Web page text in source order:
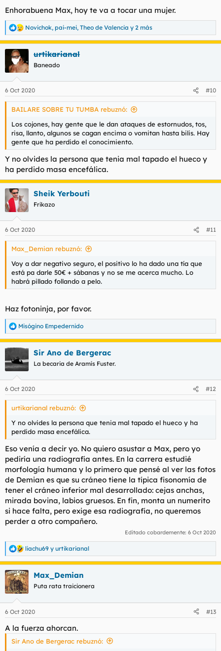
:
Enhorabuena Max, hoy te va a tocar una mujer.
R
e
a
c
i
e
s
Novichok, pai-mei, Theo de Valencia y 2 más
urtikarianal
Baneado
6 Oct 2020 #10
BAILARE SOBRE TU TUMBA rebuznó:
Los cojones, hay gente que le dan ataques de estornudos, tos,
risa, llanto, algunos se cagan encima o vomitan hasta bilis. Hay
gente que ha perdido el conocimiento.
Y no olvides la persona que tenia mal tapado el hueco y
ha perdido masa encefálica.
Sheik Yerbouti
Frikazo
6 Oct 2020 #11
Max_Demian rebuznó:
Voy a dar negativo seguro, el positivo lo ha dado una tía que
está pa darle 50€ + sábanas y no se me acerca mucho. Lo
habrá pillado follando a pelo.
Haz fotoninja, por favor.
R
e
a
c
i
e
s
Misógino Empedernido
Sir Ano de Bergerac
La becaria de Aramís Fuster.
6 Oct 2020 #12
urtikarianal rebuznó:
Y no olvides la persona que tenia mal tapado el hueco y ha
perdido masa encefálica.
Eso venía a decir yo. No quiero asustar a Max, pero yo
pediría una radiografía antes. En la carrera estudié
morfología humana y lo primero que pensé al ver las fotos
de Demian es que su cráneo tiene la típica fisonomía de
tener el cráneo inferior mal desarrollado: cejas anchas,
mirada bovina, labios gruesos. En fin, monta un numerito
si hace falta, pero exige esa radiografía, no queremos
perder a otro compañero.
Editado cobardemente: 6 Oct 2020
R
e
a
c
c
i
e
:
liachu69 y urtikarianal
Max_Demian
Puta rata traicionera
6 Oct 2020 #13
A la fuerza ahorcan.
Sir Ano de Bergerac rebuznó: